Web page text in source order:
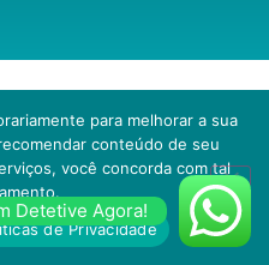
PARTICULAR EM SÃO
DE DETETIVES NA
SP
Detetive Agora!
para melhorar a sua
conteúdo de seu
você concorda com tal
de Privacidade